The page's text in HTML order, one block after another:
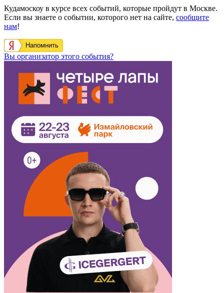
Кудамоскоу в курсе всех событий, которые пройдут в Москве.
Если вы знаете о событии, которого нет на сайте, сообщите
нам!
Напомнить
Вы организатор этого события?